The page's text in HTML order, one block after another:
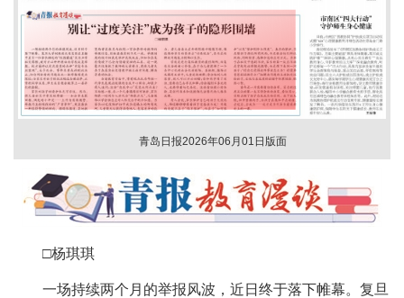
青岛日报2026年06月01日版面
□杨琪琪
一场持续两个月的举报风波，近日终于落下帷幕。复旦